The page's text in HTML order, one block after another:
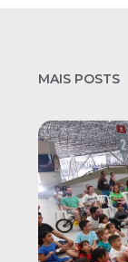
MAIS POSTS